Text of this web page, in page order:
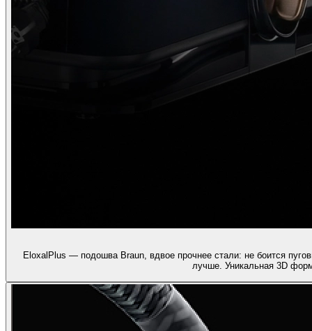
EloxalPlus — подошва Braun, вдвое прочнее стали: не боится
лучше. Уникальная 3D